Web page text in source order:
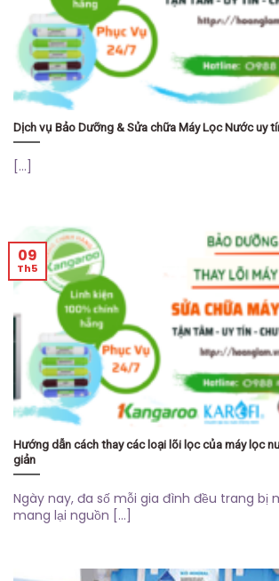
Dịch vụ Bảo Dưỡng & Sửa chữa Máy Lọc Nước uy
[...]
Hướng dẫn cách thay các loại lõi lọc của máy lọc
giản
Ngày nay, đa số mỗi gia đình đều trang bị
mang lại nguồn [...]
09
Th5